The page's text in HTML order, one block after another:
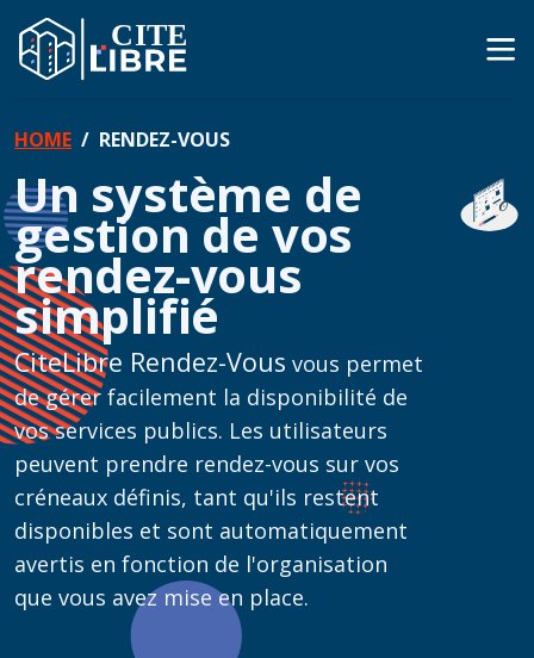
HOME RENDEZ-VOUS
Un système de
gestion de vos
rendez-vous
simplifié
CiteLibre Rendez-Vous vous permet
de gérer facilement la disponibilité de
vos services publics. Les utilisateurs
peuvent prendre rendez-vous sur vos
créneaux définis, tant qu'ils restent
disponibles et sont automatiquement
avertis en fonction de l'organisation
que vous avez mise en place.